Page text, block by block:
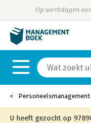
Op werkdagen
Personeelsmanagement
U heeft gezocht op